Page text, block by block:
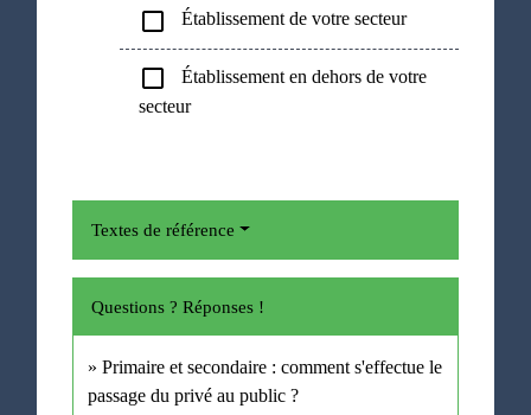
check_box_outline_blank Établissement de votre secteur
check_box_outline_blank
Établissement en dehors de votre
secteur
Textes de référence
Questions ? Réponses !
Primaire et secondaire : comment s'effectue le
passage du privé au public ?